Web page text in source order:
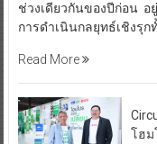
ช่วงเดียวกันของปีก่อน อ
การดำเนินกลยุทธ์เชิงรุกทั้
Read More
โฮม